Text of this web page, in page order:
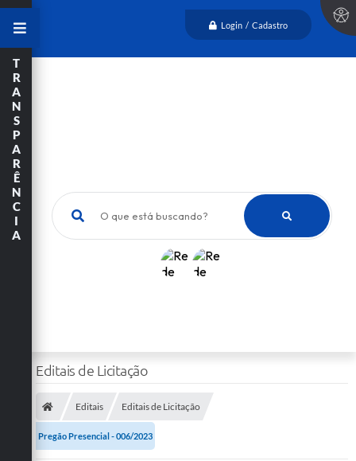
Login / Cadastro
O que está buscando?
T
R
A
N
S
P
A
R
Ê
N
C
I
A
Editais de Licitação
Editais Editais de Licitação
Pregão Presencial - 006/2023